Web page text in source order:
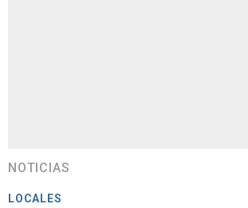
NOTICIAS
LOCALES